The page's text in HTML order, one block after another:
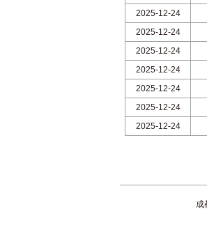
2025-12-24
2025-12-24
2025-12-24
2025-12-24
2025-12-24
2025-12-24
2025-12-24
成